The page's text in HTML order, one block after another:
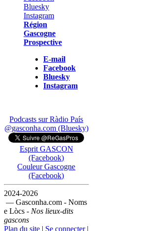
Région
Gascogne
Prospective
E-mail
Facebook
Bluesky
Instagram
Podcasts sur Ràdio País
@gasconha.com (Bluesky)
Esprit GASCON
(Facebook)
Couleur Gascogne
(Facebook)
2024-2026
— Gasconha.com - Noms
e Lòcs - Nos lieux-dits
gascons
Plan du site | Se connecter|